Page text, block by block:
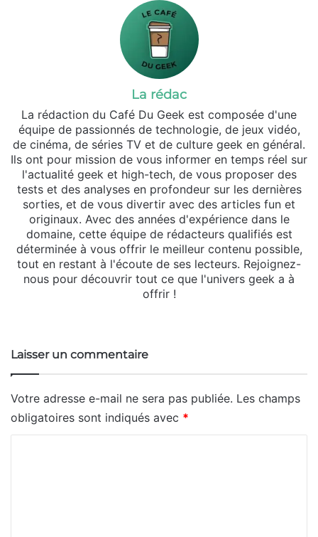
La rédac
La rédaction du Café Du Geek est composée d'une
équipe de passionnés de technologie, de jeux vidéo,
de cinéma, de séries TV et de culture geek en général.
Ils ont pour mission de vous informer en temps réel sur
l'actualité geek et high-tech, de vous proposer des
tests et des analyses en profondeur sur les dernières
sorties, et de vous divertir avec des articles fun et
originaux. Avec des années d'expérience dans le
domaine, cette équipe de rédacteurs qualifiés est
déterminée à vous offrir le meilleur contenu possible,
tout en restant à l'écoute de ses lecteurs. Rejoignez-
nous pour découvrir tout ce que l'univers geek a à
offrir !
Laisser un commentaire
Votre adresse e-mail ne sera pas publiée. Les champs
obligatoires sont indiqués avec *